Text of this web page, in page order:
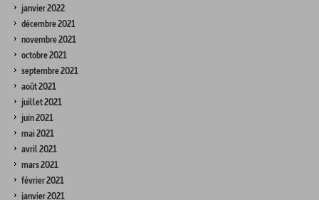
janvier 2022
décembre 2021
novembre 2021
octobre 2021
septembre 2021
août 2021
juillet 2021
juin 2021
mai 2021
avril 2021
mars 2021
février 2021
janvier 2021